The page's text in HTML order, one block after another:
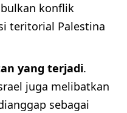
konflik
teritorial Palestina
yang terjadi.
juga melibatkan
sebagai